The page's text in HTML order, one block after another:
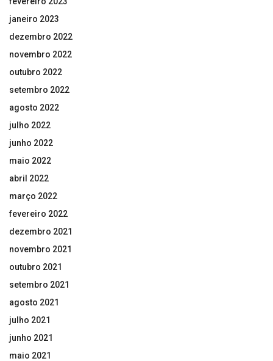
janeiro 2023
dezembro 2022
novembro 2022
outubro 2022
setembro 2022
agosto 2022
julho 2022
junho 2022
maio 2022
abril 2022
março 2022
fevereiro 2022
dezembro 2021
novembro 2021
outubro 2021
setembro 2021
agosto 2021
julho 2021
junho 2021
maio 2021